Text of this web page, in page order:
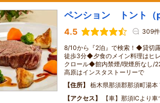
ペンション トント
4.5 309件
8/10から『2泊』で検索！◆貸切
徒歩3分◆夕食のメイン料理はヒ
クロール◆館内禁煙/喫煙所なし/
高原はインスタストーリーで
住所
栃木県那須郡那須町湯本
アクセス
【車】那須ICより